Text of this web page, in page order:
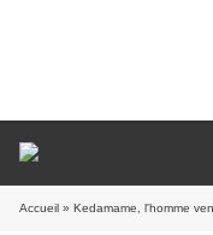
Accueil » Kedamame, l'homme